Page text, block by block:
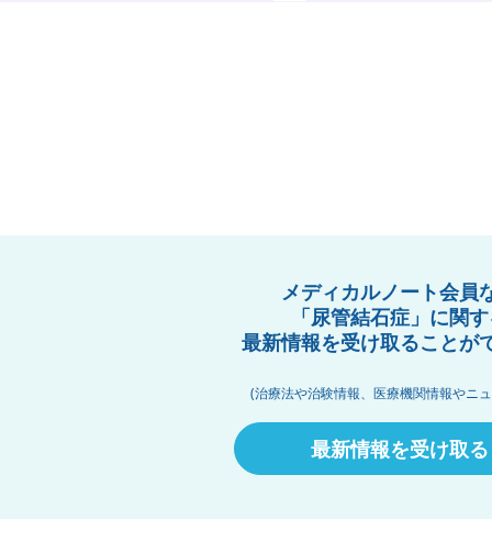
メディカルノート会員
「尿管結石症」に関
最新情報を受け取ることが
(治療法や治験情報、医療機関情報やニ
最新情報を受け取る